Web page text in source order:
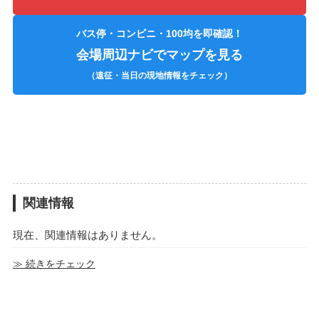
バス停・コンビニ・100均を即確認！
会場周辺ナビでマップを見る
（遠征・当日の現地情報をチェック）
関連情報
現在、関連情報はありません。
≫ 続きをチェック